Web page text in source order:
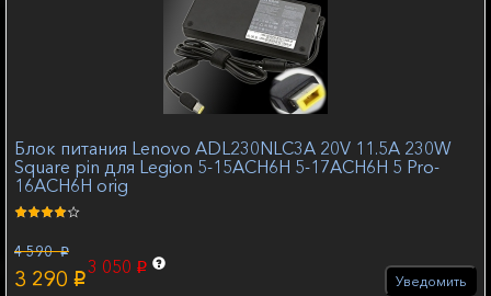
Блок питания Lenovo ADL230NLC3A 20V 11.5A 230W
Square pin для Legion 5-15ACH6H 5-17ACH6H 5 Pro-
16ACH6H orig
4 590 p
3 290 p
3 050 p
Уведомить